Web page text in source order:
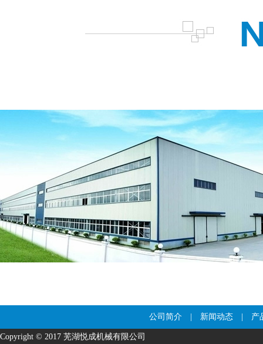
公司简介 新闻动态 产
Copyright © 2017 芜湖悦成机械有限公司